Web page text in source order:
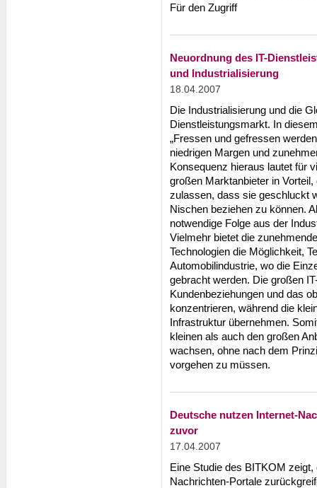
Für den Zugriff
Neuordnung des IT-
und Industrialisierung
18.04.2007
Die Industrialisierung und die
Dienstleistungsmarkt. In
„Fressen und gefressen
niedrigen Margen und
Konsequenz hieraus lautet für
großen Marktanbieter in
zulassen, dass sie geschluckt
Nischen beziehen zu können.
notwendige Folge aus der
Vielmehr bietet die
Technologien die Möglichkeit,
Automobilindustrie, wo die
gebracht werden. Die großen
Kundenbeziehungen und das
konzentrieren, während die
Infrastruktur übernehmen.
kleinen als auch den großen
wachsen, ohne nach dem
vorgehen zu müssen.
Deutsche nutzen Internet-
zuvor
17.04.2007
Eine Studie des BITKOM
Nachrichten-Portale